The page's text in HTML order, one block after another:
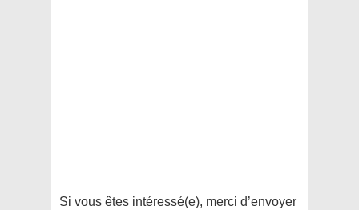
Si vous êtes intéressé(e), merci d’envoyer